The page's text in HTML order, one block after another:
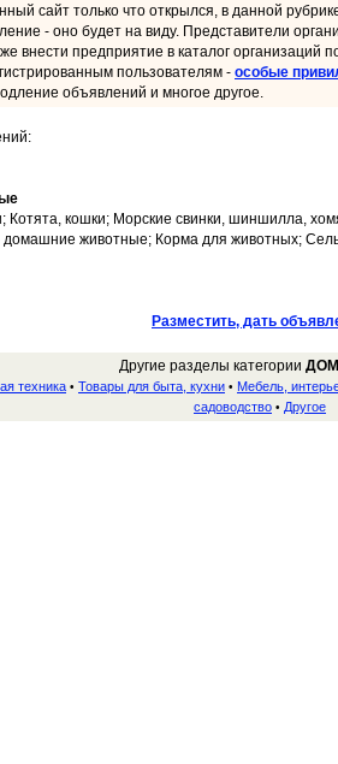
сайт только что открылся, в данной
- оно будет на виду. Представители
внести предприятие в каталог организаций
пользователям - особые
объявлений и многое другое.
Котята, кошки; Морские свинки, шиншилла,
животные; Корма для животных;
Разместить, дать
Другие разделы категории
техника • Товары для быта, кухни • Мебель,
садоводство • Другое